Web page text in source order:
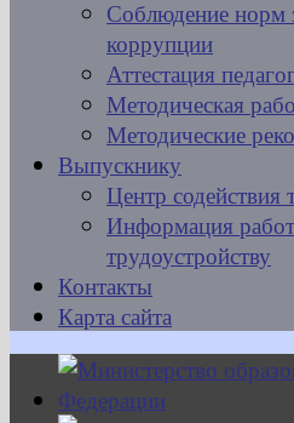
Соблюдение норм
коррупции
Аттестация
Методическая
Методические
Выпускнику
Центр содействия
Информация
трудоустройству
Контакты
Карта сайта